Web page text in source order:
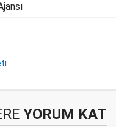
YORUM KAT